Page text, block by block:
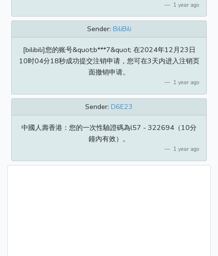
1 year ago
Sender: BiliBili
[bilibili]您的账号&quot;b***7&quot; 在2024年12月23日
10时04分18秒成功提交注销申请，您可在3天内进入注销页
面撤销申请。
1 year ago
Sender: D6E23
中國人壽香港：您的一次性驗證碼為l57 - 322694（10分
鐘內有效）。
1 year ago